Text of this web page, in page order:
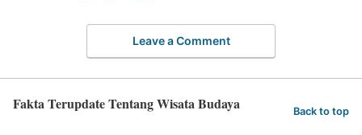
Leave a Comment
Fakta Terupdate Tentang Wisata Budaya Back to top